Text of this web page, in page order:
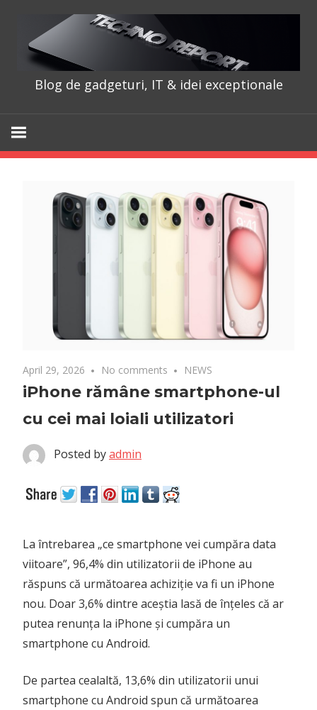
content
Blog de gadgeturi, IT & idei exceptionale
April 29, 2026 No comments NEWS
iPhone rămâne smartphone-ul
cu cei mai loiali utilizatori
Posted byadmin
La întrebarea „ce smartphone vei cumpăra data
viitoare”, 96,4% din utilizatorii de iPhone au
răspuns că următoarea achiziție va fi un iPhone
nou. Doar 3,6% dintre aceștia lasă de înțeles că ar
putea renunța la iPhone și cumpăra un
smartphone cu Android.
De partea cealaltă, 13,6% din utilizatorii unui
smartphone cu Android spun că următoarea